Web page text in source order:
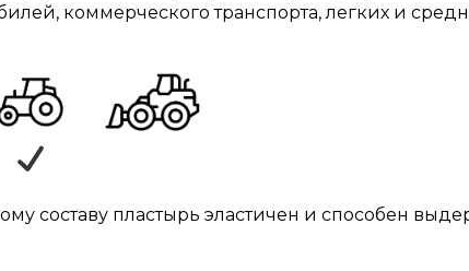
коммерческого транспорта, легких и
составу пластырь эластичен и способен